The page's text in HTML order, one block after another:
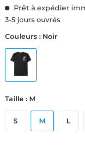
Prêt à expédier
3-5 jours ouvrés
Couleurs : Noir
Taille : M
S M L